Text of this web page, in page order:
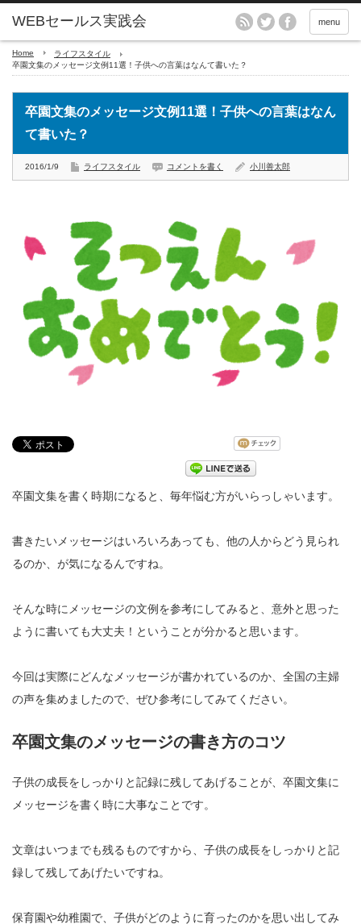
menu
Home
ライフスタイル
卒園文集のメッセージ文例11選！子供への言葉はなんて書いた？
卒園文集のメッセージ文例11選！子供への言葉はなん
て書いた？
2016/1/9 ライフスタイル コメントを書く 小川善太郎
卒園文集を書く時期になると、毎年悩む方がいらっしゃいます。
書きたいメッセージはいろいろあっても、他の人からどう見られ
るのか、が気になるんですね。
そんな時にメッセージの文例を参考にしてみると、意外と思った
ように書いても大丈夫！ということが分かると思います。
今回は実際にどんなメッセージが書かれているのか、全国の主婦
の声を集めましたので、ぜひ参考にしてみてください。
卒園文集のメッセージの書き方のコツ
子供の成長をしっかりと記録に残してあげることが、卒園文集に
メッセージを書く時に大事なことです。
文章はいつまでも残るものですから、子供の成長をしっかりと記
録して残してあげたいですね。
保育園や幼稚園で、子供がどのように育ったのかを思い出してみ